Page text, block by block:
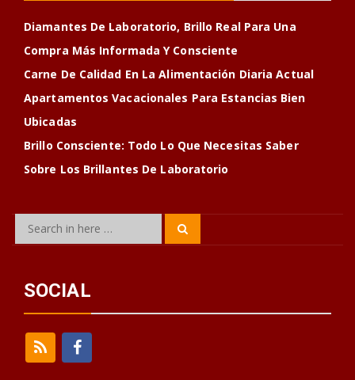
Diamantes De Laboratorio, Brillo Real Para Una
Compra Más Informada Y Consciente
Carne De Calidad En La Alimentación Diaria Actual
Apartamentos Vacacionales Para Estancias Bien
Ubicadas
Brillo Consciente: Todo Lo Que Necesitas Saber
Sobre Los Brillantes De Laboratorio
Search
SOCIAL